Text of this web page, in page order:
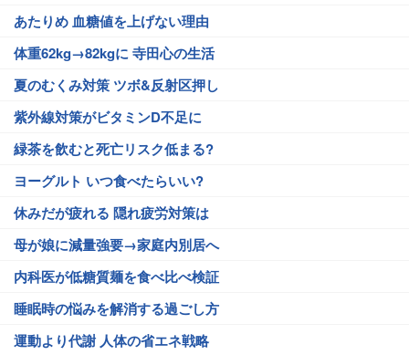
あたりめ 血糖値を上げない理由
体重62kg→82kgに 寺田心の生活
夏のむくみ対策 ツボ&反射区押し
紫外線対策がビタミンD不足に
緑茶を飲むと死亡リスク低まる?
ヨーグルト いつ食べたらいい?
休みだが疲れる 隠れ疲労対策は
母が娘に減量強要→家庭内別居へ
内科医が低糖質麺を食べ比べ検証
睡眠時の悩みを解消する過ごし方
運動より代謝 人体の省エネ戦略